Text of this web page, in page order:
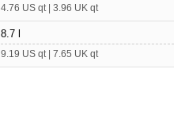
4.76 US qt | 3.96 UK qt
8.7 l
9.19 US qt | 7.65 UK qt